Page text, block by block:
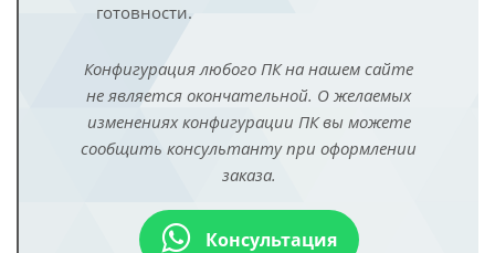
готовности.
Конфигурация любого ПК на нашем сайте
не является окончательной. О желаемых
изменениях конфигурации ПК вы можете
сообщить консультанту при оформлении
заказа.
Консультация